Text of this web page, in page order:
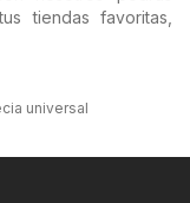
tiendas favoritas,
universal